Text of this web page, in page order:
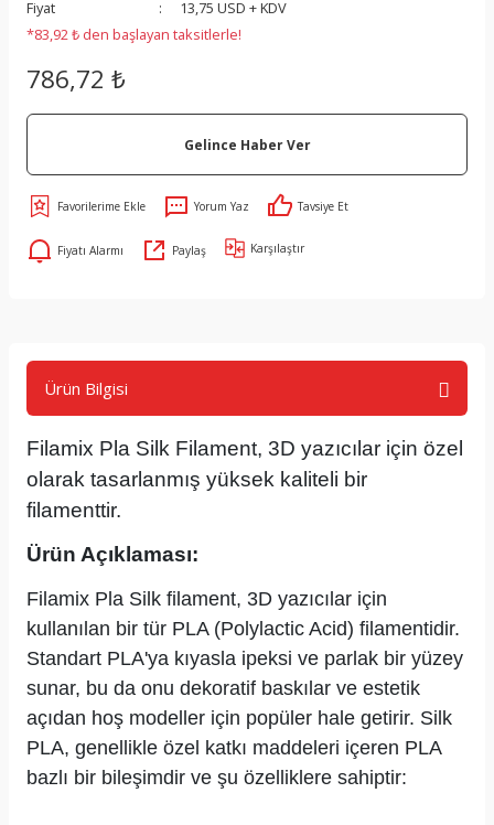
Fiyat
13,75 USD + KDV
*83,92 ₺ den başlayan taksitlerle!
786,72 ₺
Gelince Haber Ver
Yorum Yaz Tavsiye Et
Fiyatı Alarmı Paylaş Karşılaştır
Ürün Bilgisi
Filamix Pla Silk Filament, 3D yazıcılar için özel
olarak tasarlanmış yüksek kaliteli bir
filamenttir.
Ürün Açıklaması:
Filamix Pla Silk filament, 3D yazıcılar için
kullanılan bir tür PLA (Polylactic Acid) filamentidir.
Standart PLA'ya kıyasla ipeksi ve parlak bir yüzey
sunar, bu da onu dekoratif baskılar ve estetik
açıdan hoş modeller için popüler hale getirir. Silk
PLA, genellikle özel katkı maddeleri içeren PLA
bazlı bir bileşimdir ve şu özelliklere sahiptir: